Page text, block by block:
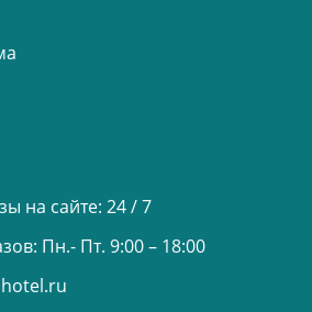
на сайте: 24 / 7
Пн.- Пт. 9:00 – 18:00